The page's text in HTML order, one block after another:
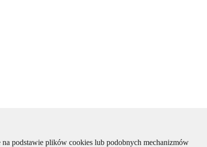
podstawie plików cookies lub podobnych mechanizmów